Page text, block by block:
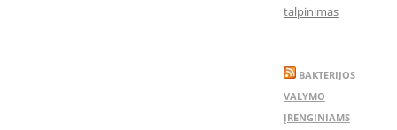
talpinimas
BAKTERIJOS
VALYMO
ĮRENGINIAMS